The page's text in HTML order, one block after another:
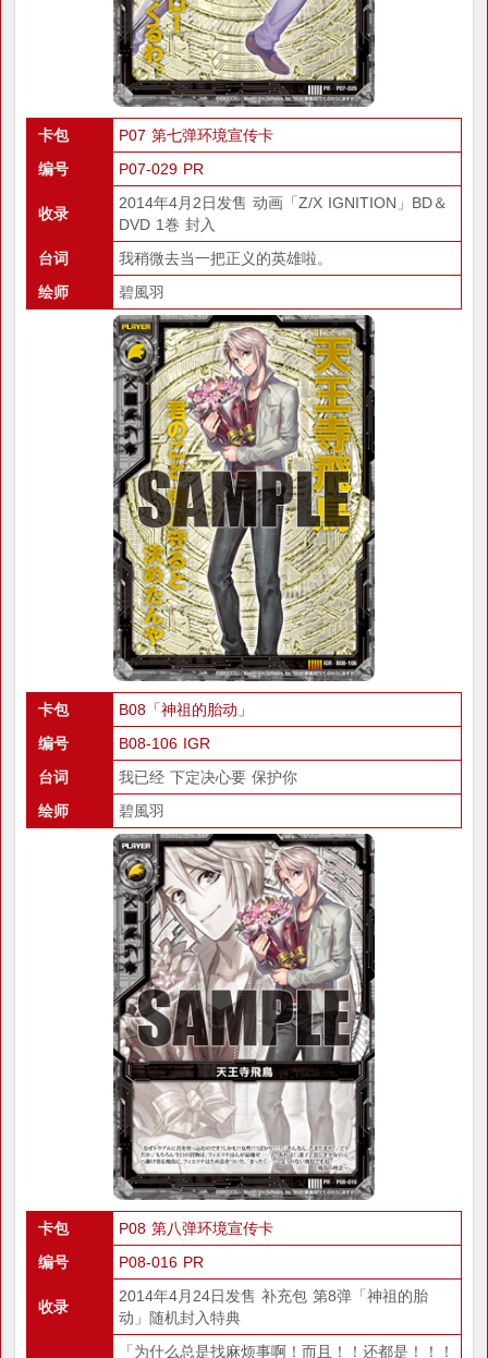
卡包
P07 第七弹环境宣传卡
编号
P07-029 PR
收录
2014年4月2日发售 动画「Z/X IGNITION」BD＆
DVD 1巻 封入
台词
我稍微去当一把正义的英雄啦。
绘师
碧風羽
卡包
B08「神祖的胎动」
编号
B08-106 IGR
台词
我已经 下定决心要 保护你
绘师
碧風羽
卡包
P08 第八弹环境宣传卡
编号
P08-016 PR
收录
2014年4月24日发售 补充包 第8弹「神祖的胎
动」随机封入特典
「为什么总是找麻烦事啊！而且！！还都是！！！